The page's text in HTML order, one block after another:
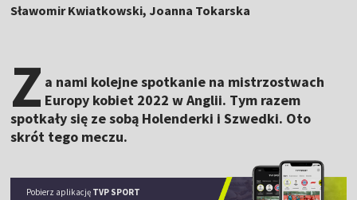
Sławomir Kwiatkowski, Joanna Tokarska
Z a nami kolejne spotkanie na mistrzostwach
Europy kobiet 2022 w Anglii. Tym razem
spotkały się ze sobą Holenderki i Szwedki. Oto
skrót tego meczu.
Pobierz aplikację TVP SPORT